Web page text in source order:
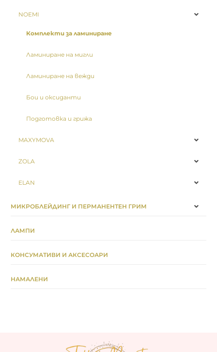
NOEMI
Комплекти за ламиниране
Ламиниране на мигли
Ламиниране на вежди
Бои и оксиданти
Подготовка и грижа
MAXYMOVA
ZOLA
ELAN
МИКРОБЛЕЙДИНГ И ПЕРМАНЕНТЕН ГРИМ
ЛАМПИ
КОНСУМАТИВИ И АКСЕСОАРИ
НАМАЛЕНИ